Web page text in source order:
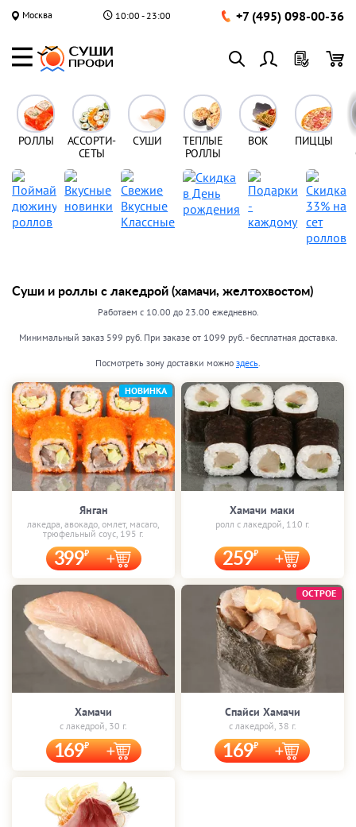
Москва 10:00 - 23:00 +7 (495) 098-00-36
РОЛЛЫ
АССОРТИ-
СЕТЫ
СУШИ
ТЕПЛЫЕ
РОЛЛЫ
ВОК ПИЦЦЫ
Суши и роллы с лакедрой (хамачи, желтохвостом)
Работаем с 10.00 до 23.00 ежедневно.
Минимальный заказ 599 руб. При заказе от 1099 руб. - бесплатная доставка.
Посмотреть зону доставки можно здесь.
Янган
лакедра, авокадо, омлет, масаго,
трюфельный соус, 195 г.
399
НОВИНКА
Хамачи маки
ролл с лакедрой, 110 г.
259
Хамачи
с лакедрой, 30 г.
169
Спайси Хамачи
с лакедрой, 38 г.
169
ОСТРОЕ